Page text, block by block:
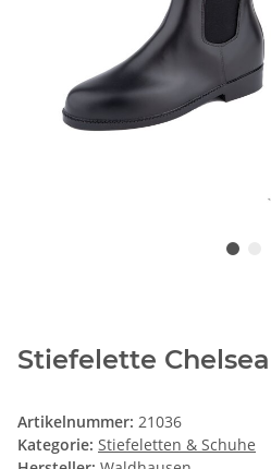
Stiefelette Chelsea
Artikelnummer: 21036
Kategorie: Stiefeletten & Schuhe